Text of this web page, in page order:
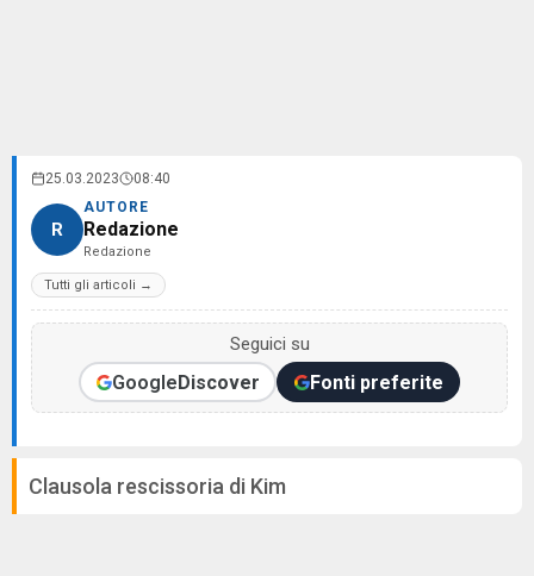
25.03.2023 08:40
R
AUTORE
Redazione
Redazione
Tutti gli articoli →
Seguici su
GoogleDiscover Fonti preferite
Clausola rescissoria di Kim